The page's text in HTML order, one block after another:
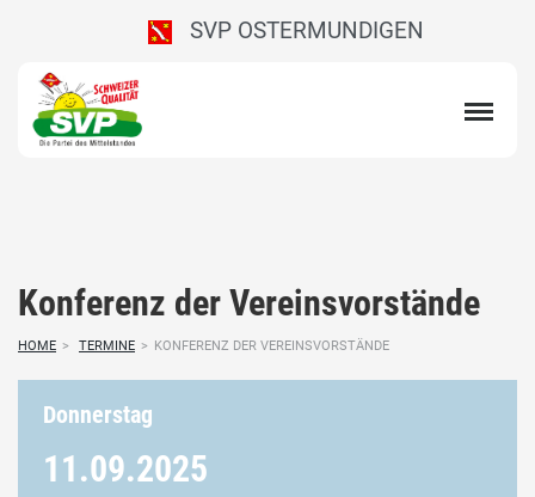
SVP OSTERMUNDIGEN
Konferenz der Vereinsvorstände
HOME > TERMINE > KONFERENZ DER VEREINSVORSTÄNDE
Donnerstag
11.09.2025